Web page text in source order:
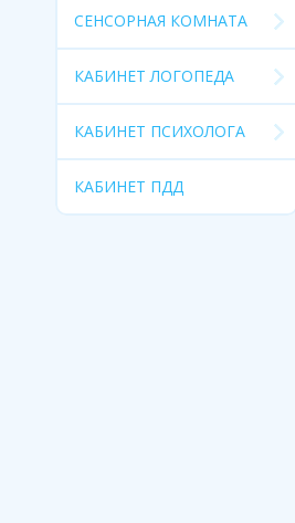
СЕНСОРНАЯ КОМНАТА
КАБИНЕТ ЛОГОПЕДА
КАБИНЕТ ПСИХОЛОГА
КАБИНЕТ ПДД